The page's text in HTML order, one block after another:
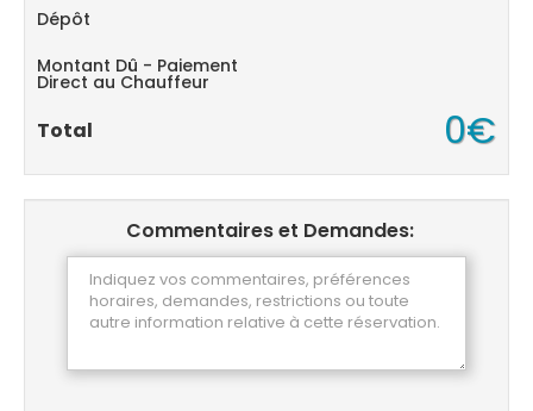
Dépôt
Montant Dû - Paiement
Direct au Chauffeur
Total 0€
Commentaires et Demandes: